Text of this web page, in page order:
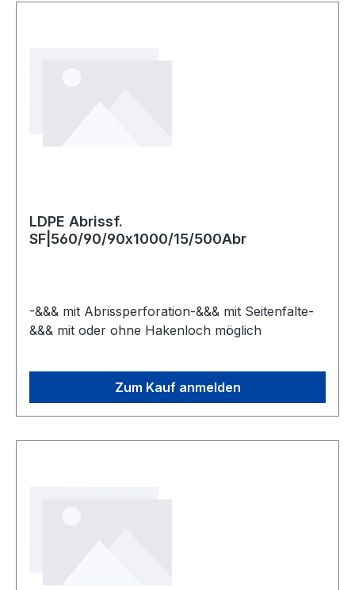
LDPE Abrissf.
SF|560/90/90x1000/15/500Abr
-&&& mit Abrissperforation-&&& mit Seitenfalte-
&&& mit oder ohne Hakenloch möglich
Zum Kauf anmelden